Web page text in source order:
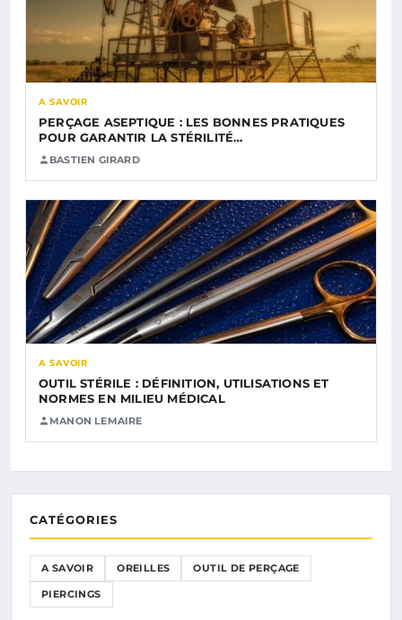
A SAVOIR
PERÇAGE ASEPTIQUE : LES BONNES PRATIQUES
POUR GARANTIR LA STÉRILITÉ…
BASTIEN GIRARD
A SAVOIR
OUTIL STÉRILE : DÉFINITION, UTILISATIONS ET
NORMES EN MILIEU MÉDICAL
MANON LEMAIRE
CATÉGORIES
A SAVOIR OREILLES OUTIL DE PERÇAGE
PIERCINGS